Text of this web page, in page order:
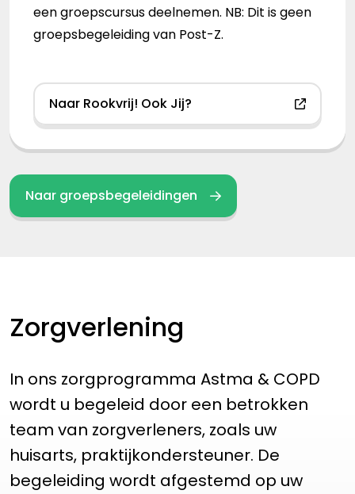
een groepscursus deelnemen. NB: Dit is geen
groepsbegeleiding van Post-Z.
Naar Rookvrij! Ook Jij?
Naar groepsbegeleidingen
Zorgverlening
In ons zorgprogramma Astma & COPD
wordt u begeleid door een betrokken
team van zorgverleners, zoals uw
huisarts, praktijkondersteuner. De
begeleiding wordt afgestemd op uw